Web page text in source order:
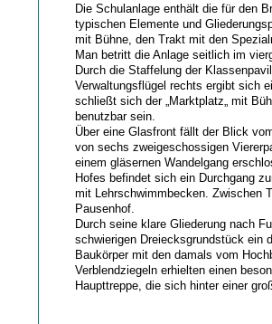
Die Schulanlage enthält die für den
typischen Elemente und
mit Bühne, den Trakt mit den
Man betritt die Anlage seitlich im
Durch die Staffelung der
Verwaltungsflügel rechts ergibt sich
schließt sich der „Marktplatz„ mit
benutzbar sein.
Über eine Glasfront fällt der Blick
von sechs zweigeschossigen
einem gläsernen Wandelgang
Hofes befindet sich ein Durchgang
mit Lehrschwimmbecken. Zwischen
Pausenhof.
Durch seine klare Gliederung nach
schwierigen Dreiecksgrundstück ein
Baukörper mit den damals vom
Verblendziegeln erhielten einen
Haupttreppe, die sich hinter einer